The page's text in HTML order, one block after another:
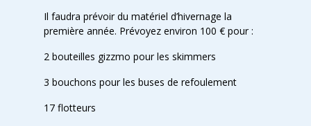
Il faudra prévoir du matériel d’hivernage la
première année. Prévoyez environ 100 € pour :
2 bouteilles gizzmo pour les skimmers
3 bouchons pour les buses de refoulement
17 flotteurs